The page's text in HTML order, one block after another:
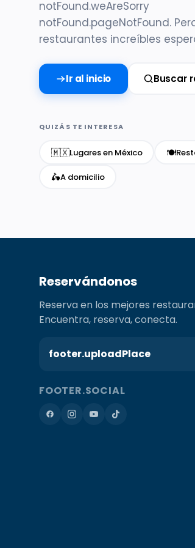
notFound.weAreSorry
notFound.pageNotFound.
restaurantes increíbles
Ir al inicio Buscar
QUIZÁS TE INTERESA
🇲🇽Lugares en México 🍽️
🛵A domicilio
Reservándonos
Reserva en los mejores
Encuentra, reserva, conecta.
footer.uploadPlace
FOOTER.SOCIAL